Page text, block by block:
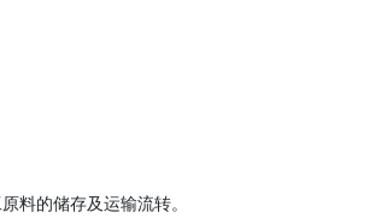
料的储存及运输流转。